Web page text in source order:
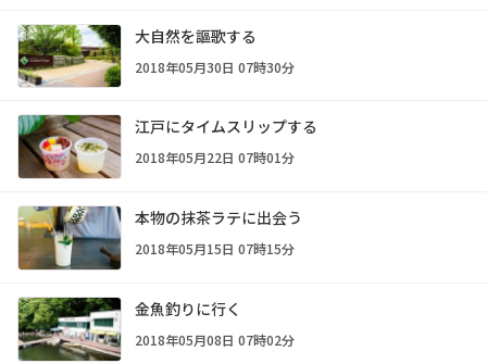
大自然を謳歌する
2018年05月30日 07時30分
江戸にタイムスリップする
2018年05月22日 07時01分
本物の抹茶ラテに出会う
2018年05月15日 07時15分
金魚釣りに行く
2018年05月08日 07時02分